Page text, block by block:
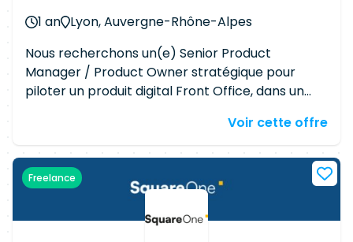
1 an Lyon, Auvergne-Rhône-Alpes
Nous recherchons un(e) Senior Product
Manager / Product Owner stratégique pour
piloter un produit digital Front Office, dans un
candidat idéal justifie de 8 à 12 ans d'expérience
mission principale consistera à piloter un service
ou une application digitale de bout en bout, de la
performance, en passant par la construction de
Voir cette offre
Freelance